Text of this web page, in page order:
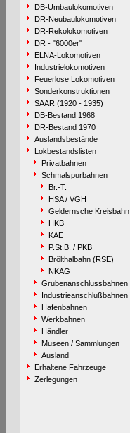
DB-Umbaulokomotiven
DR-Neubaulokomotiven
DR-Rekolokomotiven
DR - "6000er"
ELNA-Lokomotiven
Industrielokomotiven
Feuerlose Lokomotiven
Sonderkonstruktionen
SAAR (1920 - 1935)
DB-Bestand 1968
DR-Bestand 1970
Auslandsbestände
Lokbestandslisten
Privatbahnen
Schmalspurbahnen
Br.-T.
HSA / VGH
Geldernsche Kreisbahn
HKB
KAE
P.St.B. / PKB
Brölthalbahn (RSE)
NKAG
Grubenanschlussbahnen
Industrieanschlußbahnen
Hafenbahnen
Werkbahnen
Händler
Museen / Sammlungen
Ausland
Erhaltene Fahrzeuge
Zerlegungen